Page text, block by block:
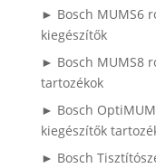
► Bosch MUMS6
kiegészítők
► Bosch MUMS8
tartozékok
► Bosch
kiegészítők
► Bosch